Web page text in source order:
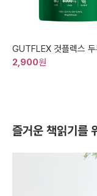
GUTFLEX 것플렉스 두
2,900원
즐거운 책읽기를